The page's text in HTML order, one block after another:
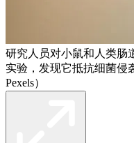
研究人员对小鼠和人类肠
实验，发现它抵抗细菌侵
Pexels）